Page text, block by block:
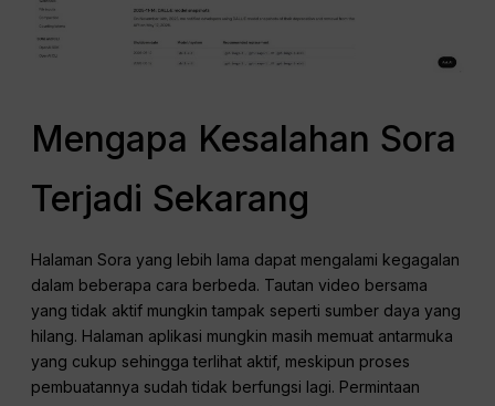
Mengapa Kesalahan Sora
Terjadi Sekarang
Halaman Sora yang lebih lama dapat mengalami kegagalan
dalam beberapa cara berbeda. Tautan video bersama
yang tidak aktif mungkin tampak seperti sumber daya yang
hilang. Halaman aplikasi mungkin masih memuat antarmuka
yang cukup sehingga terlihat aktif, meskipun proses
pembuatannya sudah tidak berfungsi lagi. Permintaan